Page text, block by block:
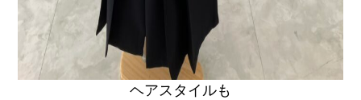
ヘアスタイルも